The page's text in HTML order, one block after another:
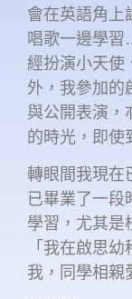
會在英語角上
唱歌一邊學
經扮演小天使
外，我參加的
與公開表演，
的時光，即使
轉眼間我現在
已畢業了一段
學習，尤其是
「我在啟思
我，同學相親